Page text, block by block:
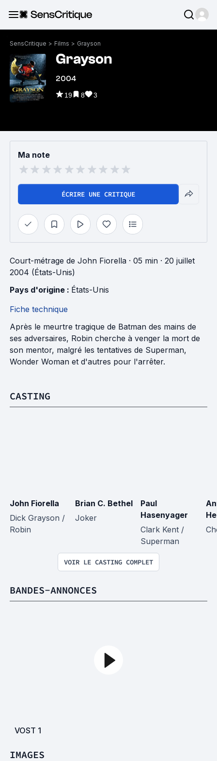
SensCritique > Films > Grayson
Grayson
2004
19 8 3
Ma note
ÉCRIRE UNE CRITIQUE
Court-métrage de John Fiorella · 05 min · 20 juillet
2004 (États-Unis)
Pays d'origine : États-Unis
Fiche technique
Après le meurtre tragique de Batman des mains de
ses adversaires, Robin cherche à venger la mort de
son mentor, malgré les tentatives de Superman,
Wonder Woman et d'autres pour l'arrêter.
CASTING
John Fiorella
Dick Grayson /
Robin
Brian C. Bethel
Joker
Paul
Hasenyager
Clark Kent /
Superman
VOIR LE CASTING COMPLET
BANDES-ANNONCES
VOST 1
IMAGES